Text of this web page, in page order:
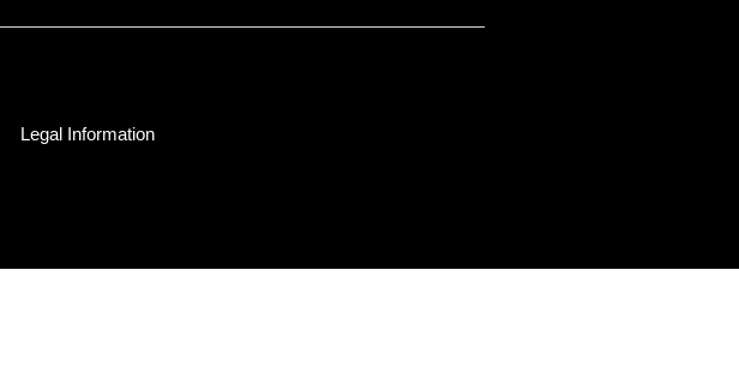
Legal Information